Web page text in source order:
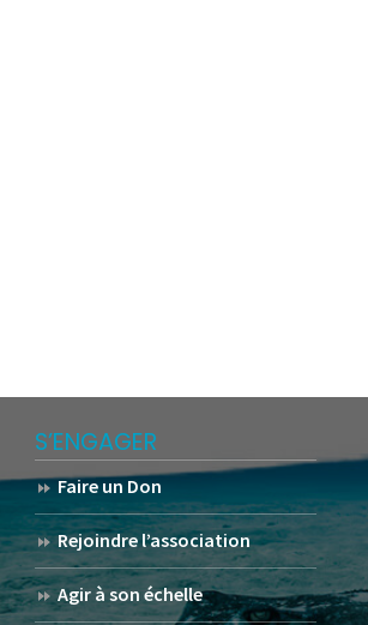
S’ENGAGER
Faire un Don
Rejoindre l’association
Agir à son échelle